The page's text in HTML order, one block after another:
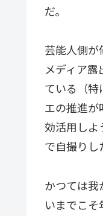
だ。
芸能人側が
メディア
ている（
エの推進が
効活用しよ
で自撮りし
かつては我
いまでこそ